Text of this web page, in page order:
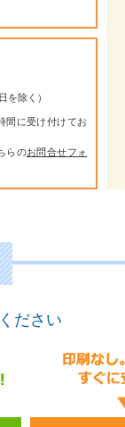
を除く）
間に受け付けてお
らのお問合せフォ
ださい